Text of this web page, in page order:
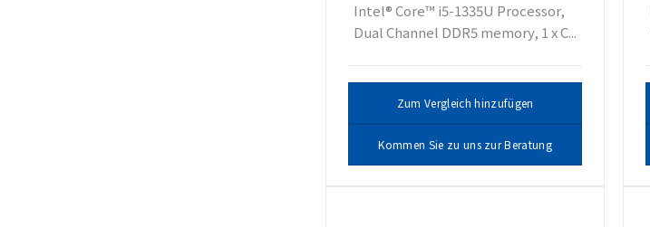
Intel® Core™ i5-1335U Processor,
Dual Channel DDR5 memory, 1 x C...
Zum Vergleich hinzufügen
Kommen Sie zu uns zur Beratung